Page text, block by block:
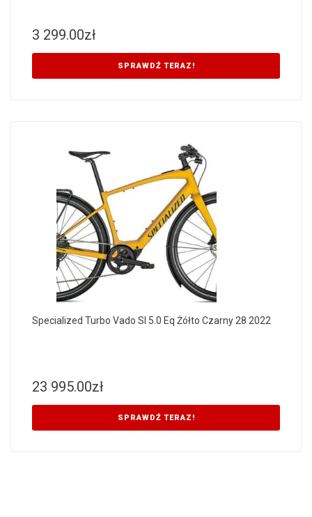
3 299.00zł
SPRAWDŹ TERAZ!
Specialized Turbo Vado Sl 5.0 Eq Żółto Czarny 28 2022
23 995.00zł
SPRAWDŹ TERAZ!